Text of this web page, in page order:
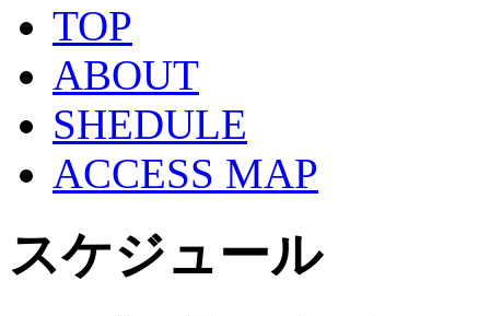
TOP
ABOUT
SHEDULE
ACCESS MAP
スケジュール